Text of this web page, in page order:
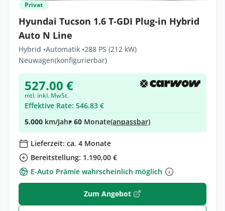
Privat
Hyundai Tucson 1.6 T-GDI Plug-in Hybrid
Auto N Line
Hybrid •Automatik •288 PS (212 kW)
Neuwagen(konfigurierbar)
527.00 €
mtl. inkl. MwSt.
Effektive Rate: 546.83 €
5.000 km/Jahr• 60 Monate(anpassbar)
Lieferzeit: ca. 4 Monate
Bereitstellung: 1.190,00 €
E-Auto Prämie wahrscheinlich möglich
Zum Angebot